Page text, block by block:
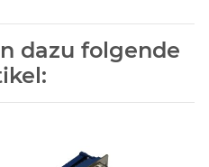
dazu folgende